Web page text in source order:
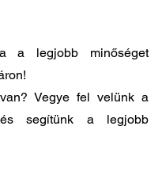
a legjobb minőséget
Vegye fel velünk a
és segítünk a legjobb